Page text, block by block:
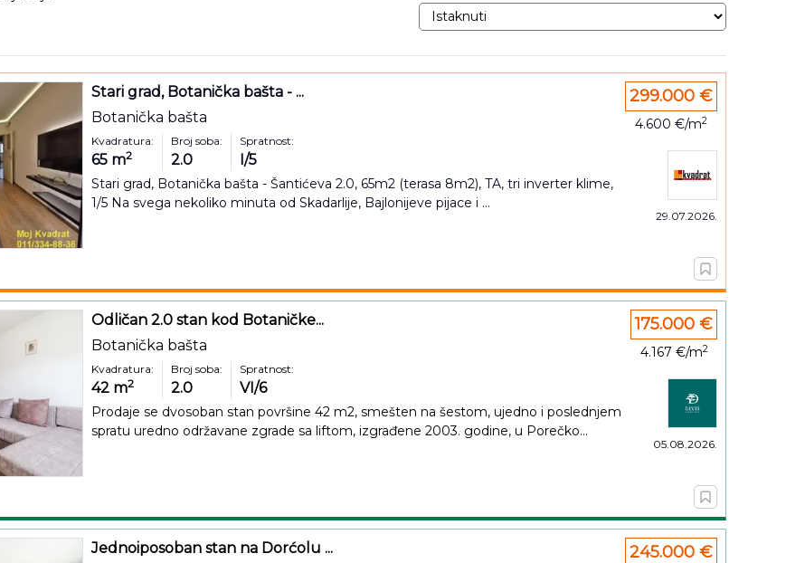
Stari grad, Botanička bašta - ...
Botanička bašta
Kvadratura:
65 m2
Broj soba:
2.0
Spratnost:
I/5
Stari grad, Botanička bašta - Šantićeva 2.0, 65m2 (terasa 8m2), TA, tri inverter klime,
1/5 Na svega nekoliko minuta od Skadarlije, Bajlonijeve pijace i ...
299.000 €
4.600 €/m2
29.07.2026.
Odličan 2.0 stan kod Botaničke...
Botanička bašta
Kvadratura:
42 m2
Broj soba:
2.0
Spratnost:
VI/6
Prodaje se dvosoban stan površine 42 m2, smešten na šestom, ujedno i poslednjem
spratu uredno održavane zgrade sa liftom, izgrađene 2003. godine, u Porečko...
175.000 €
4.167 €/m2
05.08.2026.
Jednoiposoban stan na Dorćolu ...
245.000 €